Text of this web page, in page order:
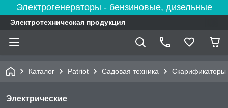
Электрогенераторы - бензиновые, дизельные
Электротехническая продукция
Каталог Patriot Садовая техника Скарификаторы
Электрические